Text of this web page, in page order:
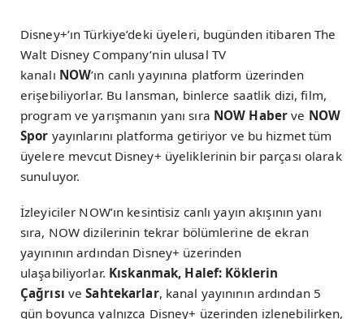
Disney+’ın Türkiye’deki üyeleri, bugünden itibaren The
Walt Disney Company’nin ulusal TV
kanalı NOW’ın canlı yayınına platform üzerinden
erişebiliyorlar. Bu lansman, binlerce saatlik dizi, film,
program ve yarışmanın yanı sıra NOW Haber ve NOW
Spor yayınlarını platforma getiriyor ve bu hizmet tüm
üyelere mevcut Disney+ üyeliklerinin bir parçası olarak
sunuluyor.
İzleyiciler NOW’ın kesintisiz canlı yayın akışının yanı
sıra, NOW dizilerinin tekrar bölümlerine de ekran
yayınının ardından Disney+ üzerinden
ulaşabiliyorlar. Kıskanmak, Halef: Köklerin
Çağrısı ve Sahtekarlar, kanal yayınının ardından 5
gün boyunca yalnızca Disney+ üzerinden izlenebilirken,